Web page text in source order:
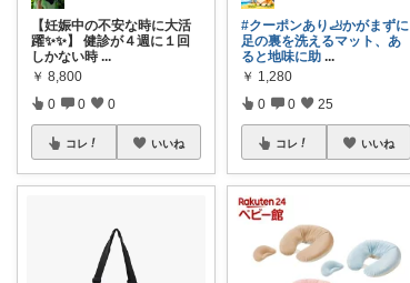
【妊娠中の不安な時に大活
躍✨✨】 健診が４週に１回
しかない時 ...
￥ 8,800
0 0 0
コレ いいね
#クーポンあり🦶かがまずに
足の裏を洗えるマット、あ
ると地味に助 ...
￥ 1,280
0 0 25
コレ いいね